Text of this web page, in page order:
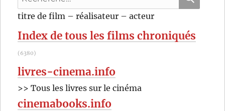
pour
:
titre de film – réalisateur – acteur
Index de tous les films chroniqués
(6380)
livres-cinema.info
>> Tous les livres sur le cinéma
cinemabooks.info